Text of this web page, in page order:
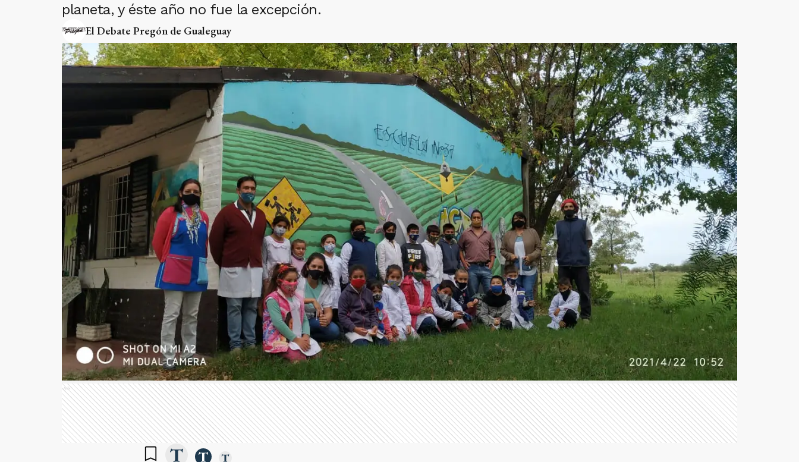
planeta, y éste año no fue la excepción.
El Debate Pregón de Gualeguay
Ads